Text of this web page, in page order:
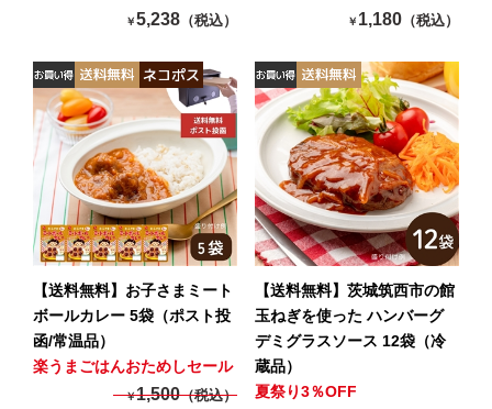
￥5,238 （税込） ￥ 1,180 （税込）
【送料無料】お子さまミート
ボールカレー 5袋（ポスト投
函/常温品）
楽うまごはんおためしセール
￥1,500（税込）
【送料無料】茨城筑西市の館
玉ねぎを使った ハンバーグ
デミグラスソース 12袋（冷
蔵品）
夏祭り3％OFF